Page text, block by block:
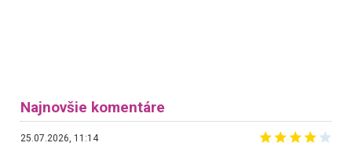
Najnovšie komentáre
25.07.2026, 11:14